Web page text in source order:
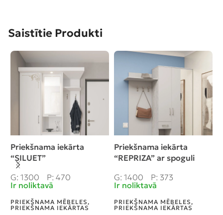
Saistītie Produkti
Priekšnama iekārta
“SILUET”
G: 1300
P: 470
Ir noliktavā
PRIEKŠNAMA MĒBELES,
PRIEKŠNAMA IEKĀRTAS
Priekšnama iekārta
“REPRIZA” ar spoguli
G: 1400
P: 373
Ir noliktavā
PRIEKŠNAMA MĒBELES,
PRIEKŠNAMA IEKĀRTAS